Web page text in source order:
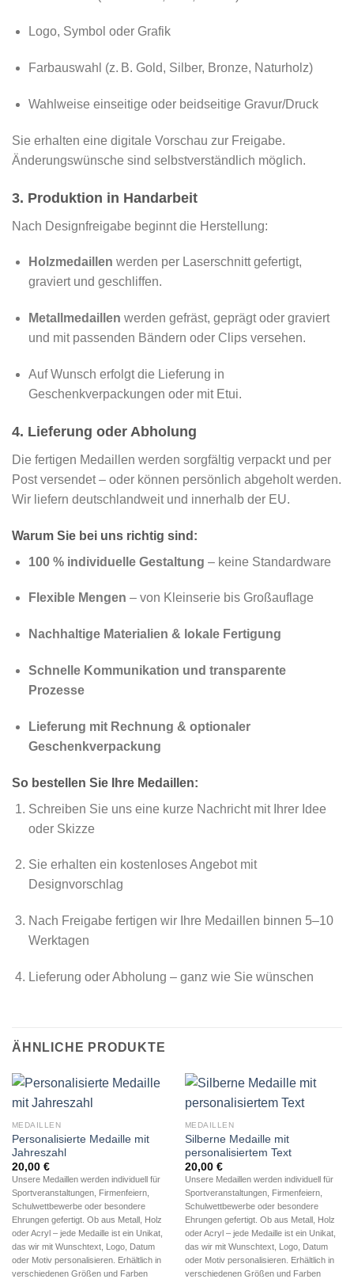
Logo, Symbol oder Grafik
Farbauswahl (z. B. Gold, Silber, Bronze, Naturholz)
Wahlweise einseitige oder beidseitige Gravur/Druck
Sie erhalten eine digitale Vorschau zur Freigabe.
Änderungswünsche sind selbstverständlich möglich.
3. Produktion in Handarbeit
Nach Designfreigabe beginnt die Herstellung:
Holzmedaillen werden per Laserschnitt gefertigt,
graviert und geschliffen.
Metallmedaillen werden gefräst, geprägt oder graviert
und mit passenden Bändern oder Clips versehen.
Auf Wunsch erfolgt die Lieferung in
Geschenkverpackungen oder mit Etui.
4. Lieferung oder Abholung
Die fertigen Medaillen werden sorgfältig verpackt und per
Post versendet – oder können persönlich abgeholt werden.
Wir liefern deutschlandweit und innerhalb der EU.
Warum Sie bei uns richtig sind:
100 % individuelle Gestaltung – keine Standardware
Flexible Mengen – von Kleinserie bis Großauflage
Nachhaltige Materialien & lokale Fertigung
Schnelle Kommunikation und transparente
Prozesse
Lieferung mit Rechnung & optionaler
Geschenkverpackung
So bestellen Sie Ihre Medaillen:
Schreiben Sie uns eine kurze Nachricht mit Ihrer Idee
oder Skizze
Sie erhalten ein kostenloses Angebot mit
Designvorschlag
Nach Freigabe fertigen wir Ihre Medaillen binnen 5–10
Werktagen
Lieferung oder Abholung – ganz wie Sie wünschen
ÄHNLICHE PRODUKTE
MEDAILLEN
Personalisierte Medaille mit
Jahreszahl
20,00 €
Unsere Medaillen werden individuell für
Sportveranstaltungen, Firmenfeiern,
Schulwettbewerbe oder besondere
Ehrungen gefertigt. Ob aus Metall, Holz
oder Acryl – jede Medaille ist ein Unikat,
das wir mit Wunschtext, Logo, Datum
oder Motiv personalisieren. Erhältlich in
verschiedenen Größen und Farben
MEDAILLEN
Silberne Medaille mit
personalisiertem Text
20,00 €
Unsere Medaillen werden individuell für
Sportveranstaltungen, Firmenfeiern,
Schulwettbewerbe oder besondere
Ehrungen gefertigt. Ob aus Metall, Holz
oder Acryl – jede Medaille ist ein Unikat,
das wir mit Wunschtext, Logo, Datum
oder Motiv personalisieren. Erhältlich in
verschiedenen Größen und Farben